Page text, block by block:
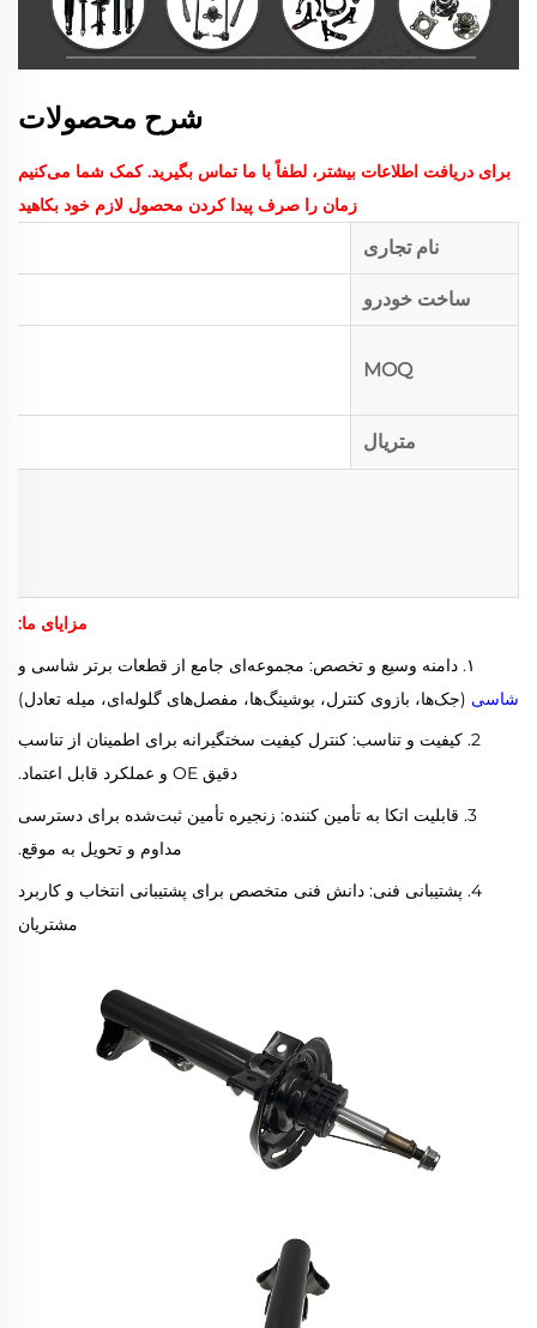
شرح محصولات
برای دریافت اطلاعات بیشتر، لطفاً با ما تماس بگیرید. کمک شما می‌کنیم
زمان را صرف پیدا کردن محصول لازم خود بکاهید
نام تجاری
ساخت خودرو
MOQ
متریال
مزایای ما:
۱. دامنه وسیع و تخصص: مجموعه‌ای جامع از قطعات برتر شاسی و
شاسی (جک‌ها، بازوی کنترل، بوشینگ‌ها، مفصل‌های گلوله‌ای، میله تعادل)
2. کیفیت و تناسب: کنترل کیفیت سختگیرانه برای اطمینان از تناسب
دقیق OE و عملکرد قابل اعتماد.
3. قابلیت اتکا به تأمین کننده: زنجیره تأمین ثبت‌شده برای دسترسی
مداوم و تحویل به موقع.
4. پشتیبانی فنی: دانش فنی متخصص برای پشتیبانی انتخاب و کاربرد
مشتریان